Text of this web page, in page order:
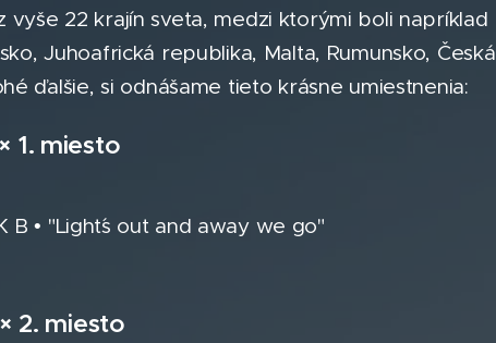
22 krajín sveta, medzi ktorými boli napríklad
Juhoafrická republika, Malta, Rumunsko, Česká
ďalšie, si odnášame tieto krásne umiestnenia:
1. miesto
B • "Light´s out and away we go"
2. miesto